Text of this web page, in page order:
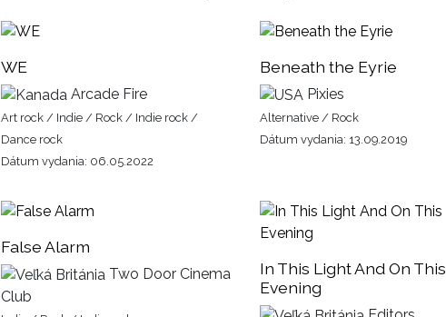
WE
Arcade Fire
Art rock / Indie / Rock / Indie rock /
Dance rock
Dátum vydania: 06.05.2022
Beneath the Eyrie
Pixies
Alternative / Rock
Dátum vydania: 13.09.2019
False Alarm
Two Door Cinema
Club
In This Light And On This
Evening